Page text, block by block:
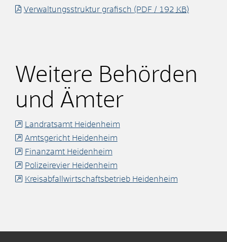
Verwaltungsstruktur grafisch (PDF / 192 KB)
Weitere Behörden
und Ämter
Landratsamt Heidenheim
Amtsgericht Heidenheim
Finanzamt Heidenheim
Polizeirevier Heidenheim
Kreisabfallwirtschaftsbetrieb Heidenheim